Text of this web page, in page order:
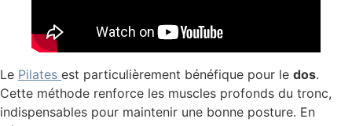
Le Pilates est particulièrement bénéfique pour le dos.
Cette méthode renforce les muscles profonds du tronc,
indispensables pour maintenir une bonne posture. En